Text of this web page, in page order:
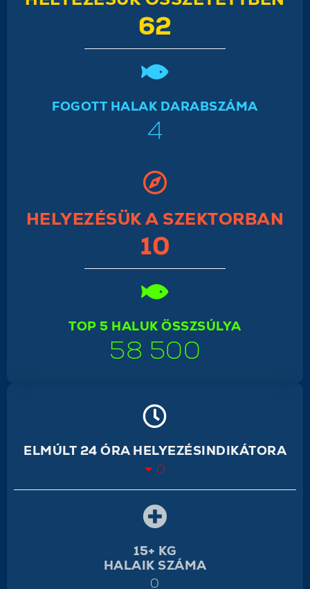
62
FOGOTT HALAK DARABSZÁMA
4
HELYEZÉSÜK A SZEKTORBAN
10
TOP 5 HALUK ÖSSZSÚLYA
58 500
ELMÚLT 24 ÓRA HELYEZÉSINDIKÁTORA
0
15+ KG
HALAIK SZÁMA
0